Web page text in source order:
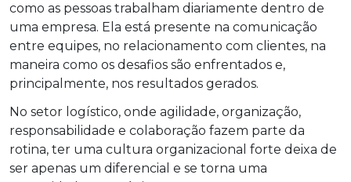
como as pessoas trabalham diariamente dentro de
uma empresa. Ela está presente na comunicação
entre equipes, no relacionamento com clientes, na
maneira como os desafios são enfrentados e,
principalmente, nos resultados gerados.
No setor logístico, onde agilidade, organização,
responsabilidade e colaboração fazem parte da
rotina, ter uma cultura organizacional forte deixa de
ser apenas um diferencial e se torna uma